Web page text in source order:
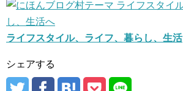
ライフスタイル、ライフ、暮らし、生活
シェアする